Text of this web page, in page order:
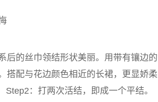
后的丝巾领结形状美丽。用带有镶边的
搭配与花边颜色相近的长裙，更显娇柔
：打两次活结，即成一个平结。